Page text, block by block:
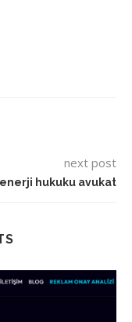
next post
enerji hukuku avukat